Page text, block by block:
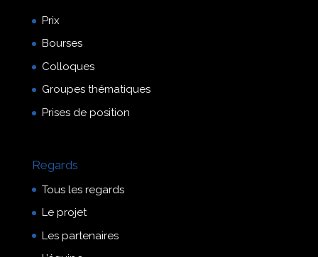
Prix
Bourses
Colloques
Groupes thématiques
Prises de position
Regards
Tous les regards
Le projet
Les partenaires